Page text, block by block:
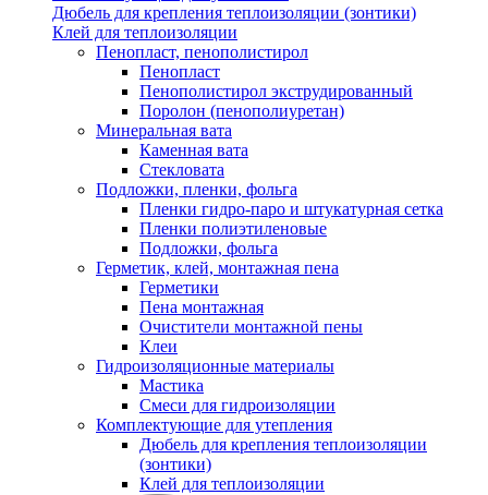
Дюбель для крепления теплоизоляции (зонтики)
Клей для теплоизоляции
Пенопласт, пенополистирол
Пенопласт
Пенополистирол экструдированный
Поролон (пенополиуретан)
Минеральная вата
Каменная вата
Стекловата
Подложки, пленки, фольга
Пленки гидро-паро и штукатурная сетка
Пленки полиэтиленовые
Подложки, фольга
Герметик, клей, монтажная пена
Герметики
Пена монтажная
Очистители монтажной пены
Клеи
Гидроизоляционные материалы
Мастика
Смеси для гидроизоляции
Комплектующие для утепления
Дюбель для крепления теплоизоляции
(зонтики)
Клей для теплоизоляции